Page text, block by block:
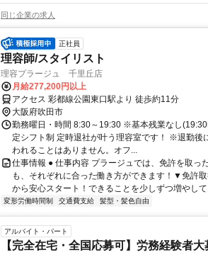
同じ企業の求人
正社員
理容師/スタイリスト
理容プラージュ 千里丘店
月給277,200円以上
アクセス 彩都線公園東口駅より 徒歩約11分
大阪府吹田市
勤務曜日・時間 8:30～19:30 ※基本残業なし
定シフト制 定時退社が叶う理容室です！ ※退勤後
われることはありません。オフ...
仕事情報 ● 仕事内容 プラージュでは、免許を取っ
も、それぞれに合った働き方ができます！▼免許
から安心スタート！できることを少しずつ増やし
変形労働時間制 交通費支給 髪型・髪色自由
アルバイト・パート
【完全在宅・全国応募可】労務経験者大